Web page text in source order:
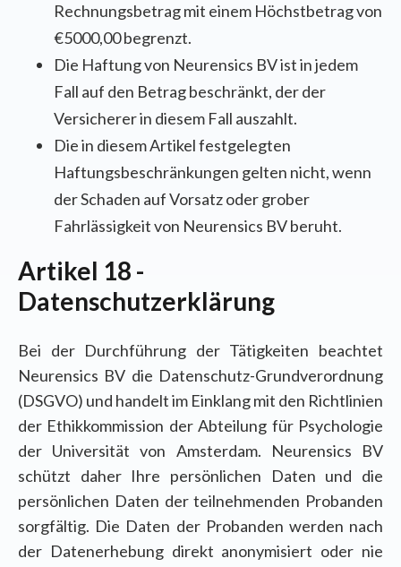
Rechnungsbetrag mit einem Höchstbetrag von
€5000,00 begrenzt.
Die Haftung von Neurensics BV ist in jedem
Fall auf den Betrag beschränkt, der der
Versicherer in diesem Fall auszahlt.
Die in diesem Artikel festgelegten
Haftungsbeschränkungen gelten nicht, wenn
der Schaden auf Vorsatz oder grober
Fahrlässigkeit von Neurensics BV beruht.
Artikel 18 -
Datenschutzerklärung
Bei der Durchführung der Tätigkeiten beachtet
Neurensics BV die Datenschutz-Grundverordnung
(DSGVO) und handelt im Einklang mit den Richtlinien
der Ethikkommission der Abteilung für Psychologie
der Universität von Amsterdam. Neurensics BV
schützt daher Ihre persönlichen Daten und die
persönlichen Daten der teilnehmenden Probanden
sorgfältig. Die Daten der Probanden werden nach
der Datenerhebung direkt anonymisiert oder nie